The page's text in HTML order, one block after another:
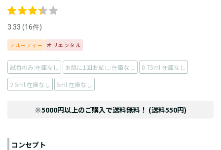
3.33 (16件)
フルーティー オリエンタル
試香のみ:在庫なし お肌に1回お試し:在庫なし 0.75ml:在庫なし
2.5ml:在庫なし 5ml:在庫なし
※5000円以上のご購入で送料無料！ (送料550円)
コンセプト